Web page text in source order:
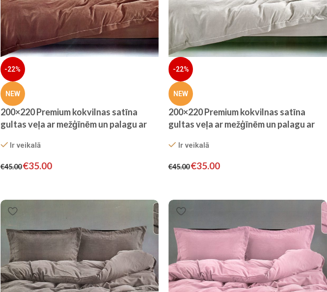
-22%
NEW
200×220 Premium kokvilnas satīna
gultas veļa ar mežģīnēm un palagu ar
Ir veikalā
€45.00€35.00
-22%
NEW
200×220 Premium kokvilnas satīna
gultas veļa ar mežģīnēm un palagu ar
Ir veikalā
€45.00€35.00